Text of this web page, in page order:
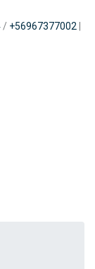
/ +56967377002